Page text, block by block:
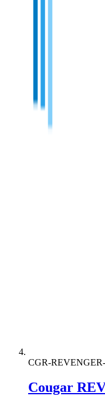
CGR-
Cougar